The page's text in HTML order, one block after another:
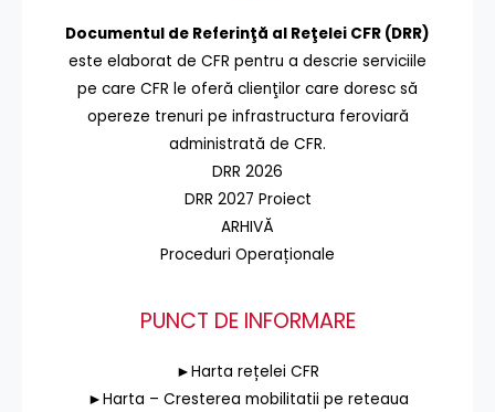
Documentul de Referinţă al Reţelei CFR (DRR)
este elaborat de CFR pentru a descrie serviciile
pe care CFR le oferă clienţilor care doresc să
opereze trenuri pe infrastructura feroviară
administrată de CFR.
DRR 2026
DRR 2027 Proiect
ARHIVĂ
Proceduri Operaționale
PUNCT DE INFORMARE
►Harta rețelei CFR
►Harta – Cresterea mobilitatii pe reteaua